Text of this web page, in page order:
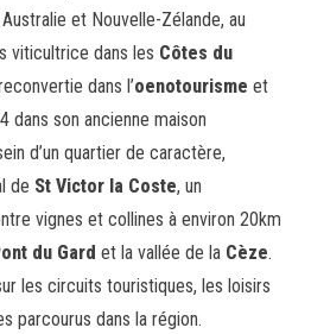
et Nouvelle-Zélande, au
viticultrice dans les Côtes du
dans l’oenotourisme et
dans son ancienne maison
d’un quartier de caractère,
de St Victor la Coste, un
vignes et collines à environ 20km
du Gard et la vallée de la Cèze.
les circuits touristiques, les loisirs
parcourus dans la région.